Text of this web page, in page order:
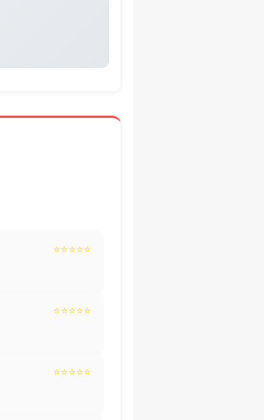
⭐⭐⭐⭐⭐
⭐⭐⭐⭐⭐
⭐⭐⭐⭐⭐